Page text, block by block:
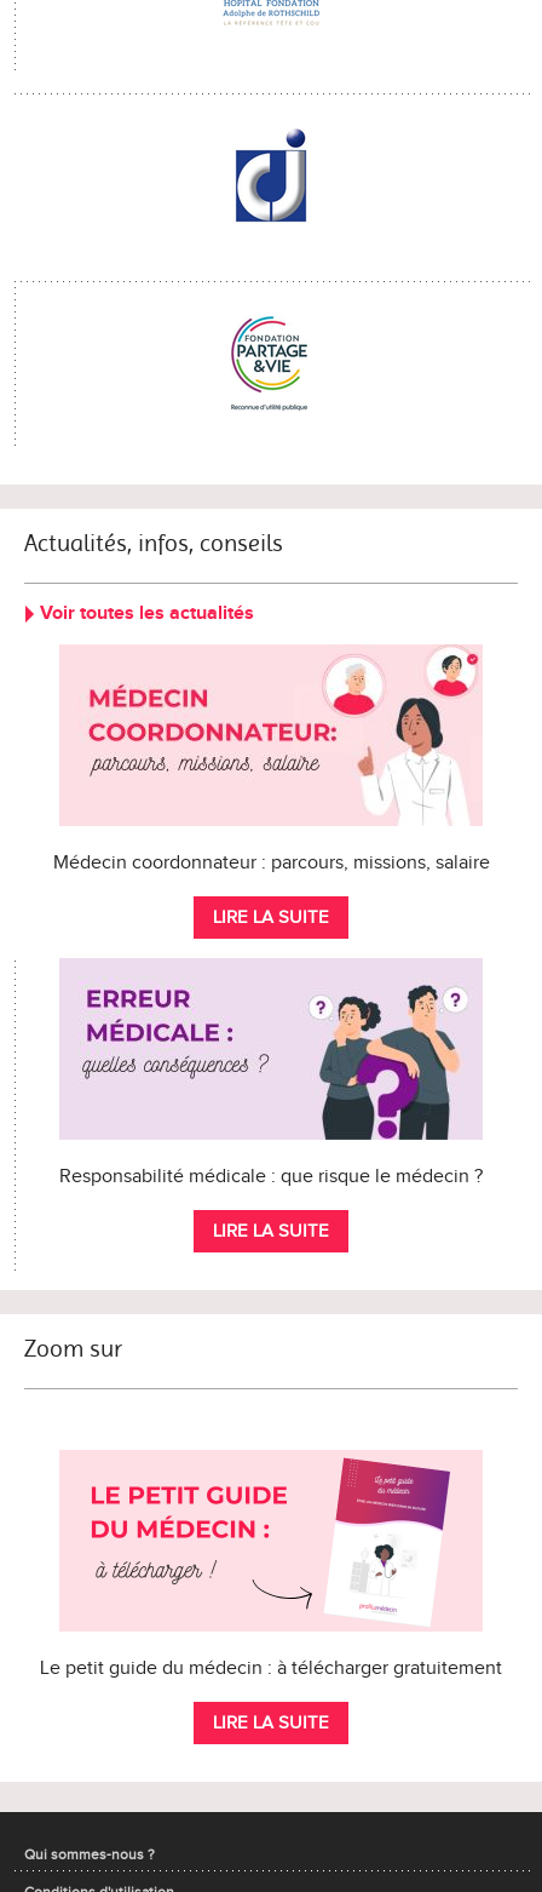
Actualités, infos, conseils
Voir toutes les actualités
Médecin coordonnateur : parcours, missions, salaire
LIRE LA SUITE
Responsabilité médicale : que risque le médecin ?
LIRE LA SUITE
Zoom sur
Le petit guide du médecin : à télécharger gratuitement
LIRE LA SUITE
Qui sommes-nous ?